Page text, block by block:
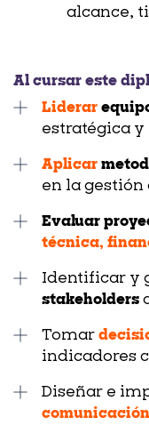
alcance,
Al cursar este
Liderar
estratégica y
Aplicar
en la gestión
Evaluar
técnica,
Identificar y
stakeholders
Tomar
indicadores
Diseñar e